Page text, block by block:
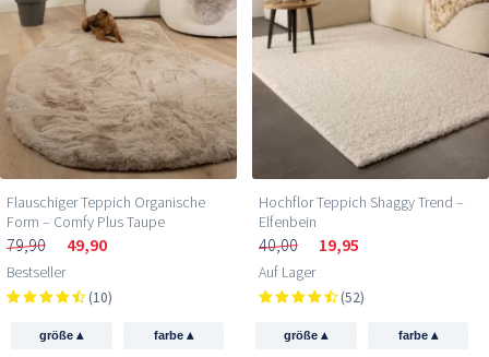
Flauschiger Teppich Organische
Form – Comfy Plus Taupe
79,90 49,90
Bestseller
(10)
größe▴ farbe ▴
Hochflor Teppich Shaggy Trend –
Elfenbein
40,00 19,95
Auf Lager
(52)
größe▴ farbe ▴